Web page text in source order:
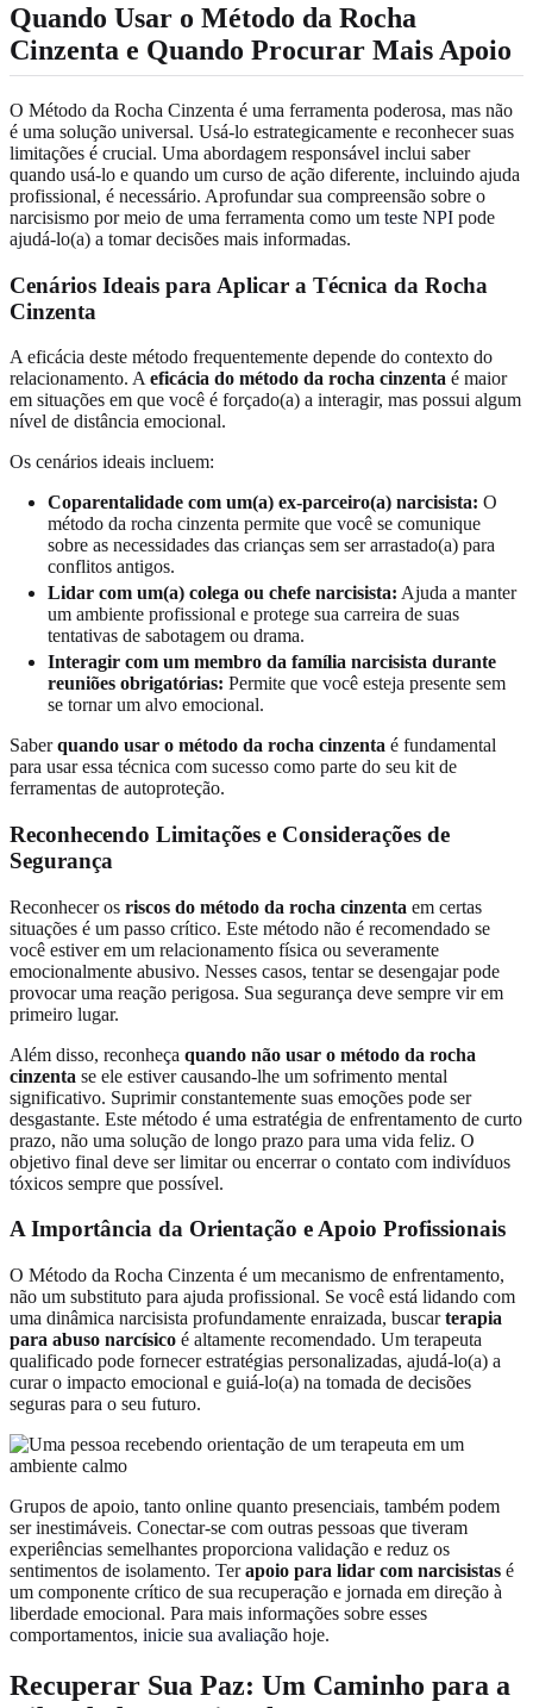
Quando Usar o Método da Rocha
Cinzenta e Quando Procurar Mais Apoio
O Método da Rocha Cinzenta é uma ferramenta poderosa, mas não
é uma solução universal. Usá-lo estrategicamente e reconhecer suas
limitações é crucial. Uma abordagem responsável inclui saber
quando usá-lo e quando um curso de ação diferente, incluindo ajuda
profissional, é necessário. Aprofundar sua compreensão sobre o
narcisismo por meio de uma ferramenta como um teste NPI pode
ajudá-lo(a) a tomar decisões mais informadas.
Cenários Ideais para Aplicar a Técnica da Rocha
Cinzenta
A eficácia deste método frequentemente depende do contexto do
relacionamento. A eficácia do método da rocha cinzenta é maior
em situações em que você é forçado(a) a interagir, mas possui algum
nível de distância emocional.
Os cenários ideais incluem:
Coparentalidade com um(a) ex-parceiro(a) narcisista: O
método da rocha cinzenta permite que você se comunique
sobre as necessidades das crianças sem ser arrastado(a) para
conflitos antigos.
Lidar com um(a) colega ou chefe narcisista: Ajuda a manter
um ambiente profissional e protege sua carreira de suas
tentativas de sabotagem ou drama.
Interagir com um membro da família narcisista durante
reuniões obrigatórias: Permite que você esteja presente sem
se tornar um alvo emocional.
Saberquando usar o método da rocha cinzenta é fundamental
para usar essa técnica com sucesso como parte do seu kit de
ferramentas de autoproteção.
Reconhecendo Limitações e Considerações de
Segurança
Reconhecer os riscos do método da rocha cinzenta em certas
situações é um passo crítico. Este método não é recomendado se
você estiver em um relacionamento física ou severamente
emocionalmente abusivo. Nesses casos, tentar se desengajar pode
provocar uma reação perigosa. Sua segurança deve sempre vir em
primeiro lugar.
Além disso, reconheça quando não usar o método da rocha
cinzenta se ele estiver causando-lhe um sofrimento mental
significativo. Suprimir constantemente suas emoções pode ser
desgastante. Este método é uma estratégia de enfrentamento de curto
prazo, não uma solução de longo prazo para uma vida feliz. O
objetivo final deve ser limitar ou encerrar o contato com indivíduos
tóxicos sempre que possível.
A Importância da Orientação e Apoio Profissionais
O Método da Rocha Cinzenta é um mecanismo de enfrentamento,
não um substituto para ajuda profissional. Se você está lidando com
uma dinâmica narcisista profundamente enraizada, buscarterapia
para abuso narcísico é altamente recomendado. Um terapeuta
qualificado pode fornecer estratégias personalizadas, ajudá-lo(a) a
curar o impacto emocional e guiá-lo(a) na tomada de decisões
seguras para o seu futuro.
Grupos de apoio, tanto online quanto presenciais, também podem
ser inestimáveis. Conectar-se com outras pessoas que tiveram
experiências semelhantes proporciona validação e reduz os
sentimentos de isolamento. Terapoio para lidar com narcisistas é
um componente crítico de sua recuperação e jornada em direção à
liberdade emocional. Para mais informações sobre esses
comportamentos, inicie sua avaliação hoje.
Recuperar Sua Paz: Um Caminho para a